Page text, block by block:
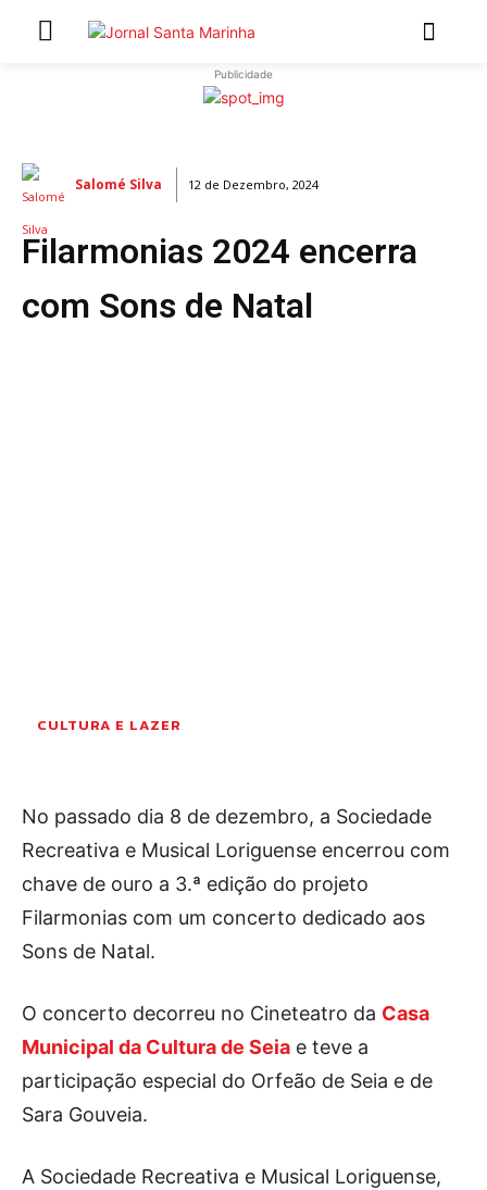
ARTIGOS DE OPINIÃO
Secções
MARCHAS POPULARES DE SÃO JOÃO 2026
NATAL NAS FREGUESIAS
ANDANDO POR AÍ
COLUNISTAS do JSM
Assinaturas
Onde comprar o Jornal
Voz da Solidariedade
»»» Fundação Aurora Borges
Publicidade
Salomé Silva 12 de Dezembro, 2024
Filarmonias 2024 encerra
com Sons de Natal
CULTURA E LAZER
No passado dia 8 de dezembro, a Sociedade
Recreativa e Musical Loriguense encerrou com
chave de ouro a 3.ª edição do projeto
Filarmonias com um concerto dedicado aos
Sons de Natal.
O concerto decorreu no Cineteatro da Casa
Municipal da Cultura de Seia e teve a
participação especial do Orfeão de Seia e de
Sara Gouveia.
A Sociedade Recreativa e Musical Loriguense,